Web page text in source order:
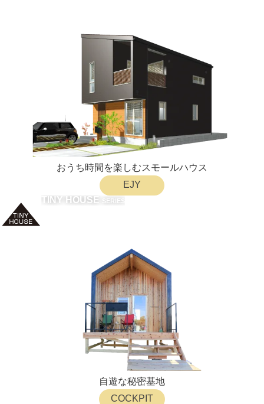
おうち時間を楽しむスモールハウス
EJY
TINY HOUSE
SERIES
自遊な秘密基地
COCKPIT